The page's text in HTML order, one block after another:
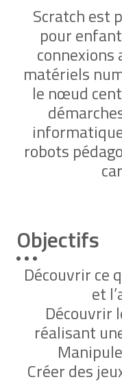
Scratch est
pour
connexions
matériels
le nœud
robots
Objectifs
Découvrir ce
et
Découvrir
réalisant
Créer des